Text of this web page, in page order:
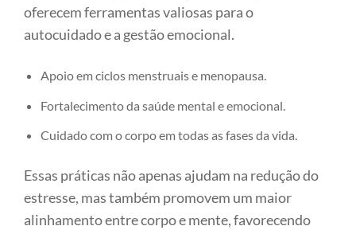
oferecem ferramentas valiosas para o
autocuidado e a gestão emocional.
Apoio em ciclos menstruais e menopausa.
Fortalecimento da saúde mental e emocional.
Cuidado com o corpo em todas as fases da vida.
Essas práticas não apenas ajudam na redução do
estresse, mas também promovem um maior
alinhamento entre corpo e mente, favorecendo